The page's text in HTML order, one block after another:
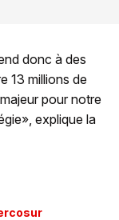
donc à des
13 millions de
pour notre
explique la